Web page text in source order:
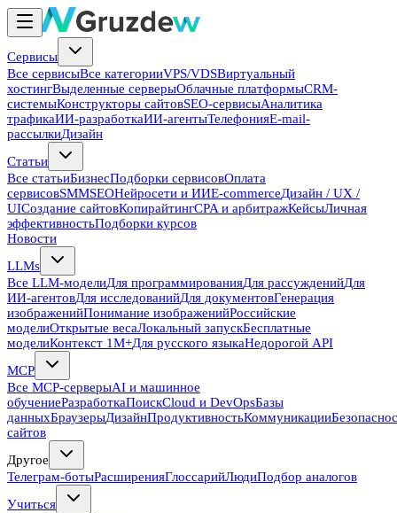
Сервисы
Все сервисыВсе категорииVPS/VDSВиртуальный
хостингВыделенные серверыОблачные платформыCRM-
системыКонструкторы сайтовSEO-сервисыАналитика
трафикаИИ-разработкаИИ-агентыТелефонияE-mail-
рассылкиДизайн
Статьи
Все статьиБизнесПодборки сервисовОплата
сервисовSMMSEOНейросети и ИИE-commerceДизайн / UX /
UIСоздание сайтовКопирайтингCPA и арбитражКейсыЛичная
эффективностьПодборки курсов
Новости
LLMs
Все LLM-моделиДля программированияДля рассужденийДля
ИИ-агентовДля исследованийДля документовГенерация
изображенийПонимание изображенийРоссийские
моделиОткрытые весаЛокальный запускБесплатные
моделиКонтекст 1M+Для русского языкаНедорогой API
MCP
Все MCP-серверыAI и машинное
обучениеРазработкаПоискCloud и DevOpsБазы
данныхБраузерыДизайнПродуктивностьКоммуникации
сайтов
Другое
Телеграм-ботыРасширенияГлоссарийЛюдиПодбор аналогов
Учиться